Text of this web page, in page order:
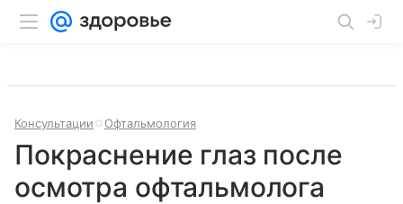
Консультации Офтальмология
Покраснение глаз после
осмотра офтальмолога